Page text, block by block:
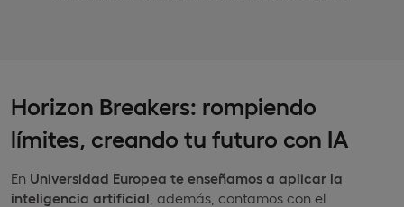
Horizon Breakers: rompiendo
límites, creando tu futuro con IA
En Universidad Europea te enseñamos a aplicar la
inteligencia artificial , además, contamos con el